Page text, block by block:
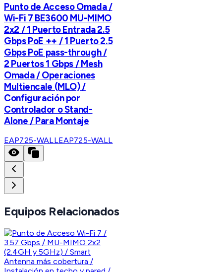
Punto de Acceso Omada /
Wi-Fi 7 BE3600 MU-MIMO
2x2 / 1 Puerto Entrada 2.5
Gbps PoE ++ / 1 Puerto 2.5
Gbps PoE pass-through /
2 Puertos 1 Gbps / Mesh
Omada / Operaciones
Multiencale (MLO) /
Configuración por
Controlador o Stand-
Alone / Para Montaje
EAP725-WALLEAP725-WALL
Equipos Relacionados